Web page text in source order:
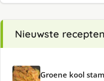
Nieuwste recepten
Groene kool